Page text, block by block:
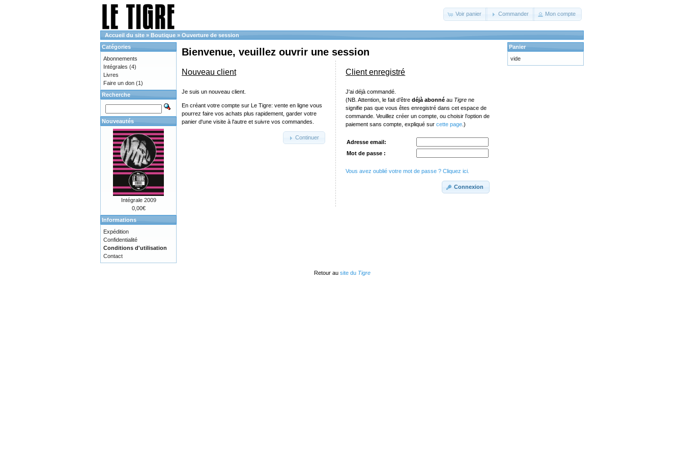
Voir panier Commander Mon compte
Accueil du site » Boutique » Ouverture de session
Bienvenue, veuillez ouvrir une session
Nouveau client
Je suis un nouveau client.
En créant votre compte sur Le Tigre: vente en ligne vous
pourrez faire vos achats plus rapidement, garder votre
panier d'une visite à l'autre et suivre vos commandes.
Continuer
Client enregistré
J'ai déjà commandé.
(NB. Attention, le fait d’êtredéjà abonné au Tigre ne
signifie pas que vous êtes enregistré dans cet espace de
commande. Veuillez créer un compte, ou choisir l’option de
paiement sans compte, expliqué surcette page .)
Adresse email:
Mot de passe :
Vous avez oublié votre mot de passe ? Cliquez ici.
Connexion
Catégories
Abonnements
Intégrales (4)
Livres
Faire un don (1)
Recherche
Nouveautés
Intégrale 2009
0,00€
Informations
Expédition
Confidentialité
Conditions d'utilisation
Contact
Panier
vide
Retour au site du Tigre